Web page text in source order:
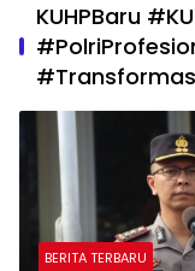
KUHPBaru
BERITA TERBARU